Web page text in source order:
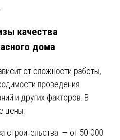
качества
дома
от сложности работы,
проведения
и других факторов. В
цены:
строительства — от 50 000